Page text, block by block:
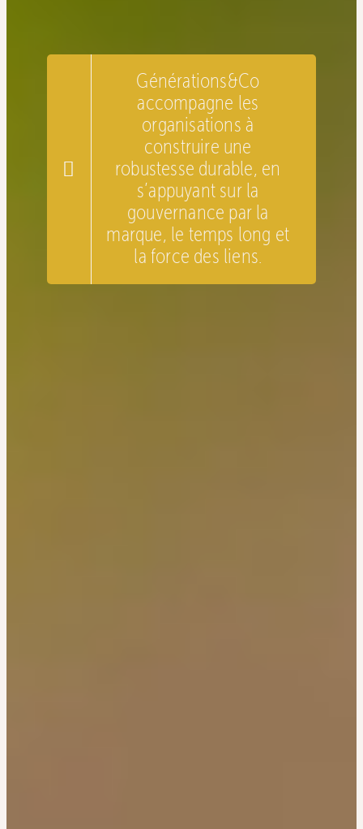
Générations&Co
accompagne les
organisations à
construire une
robustesse durable, en
s’appuyant sur la
gouvernance par la
marque, le temps long et
la force des liens.